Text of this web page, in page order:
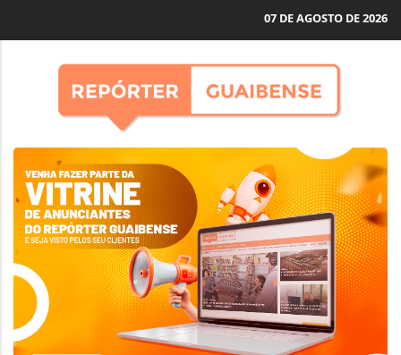
07 DE AGOSTO DE 2026